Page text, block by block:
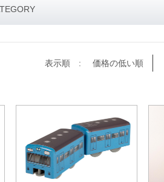
表示順 : 価格の低い順